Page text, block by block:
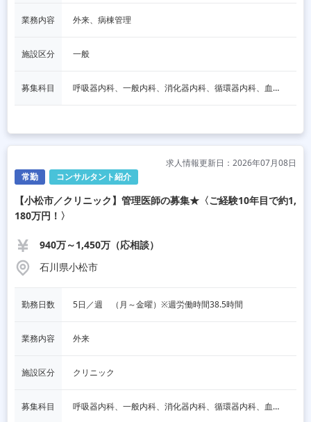
業務内容 外来、病棟管理
施設区分 一般
募集科目 呼吸器内科、一般内科、消化器内科、循環器内科、血液内科、脳神経内科、内分泌内科、老人内科、その他
常勤 コンサルタント紹介
求人情報更新日：2026年07月08日
【小松市／クリニック】管理医師の募集★〈ご経験10年目で約1,
180万円！〉
940万～1,450万（応相談）
石川県小松市
勤務日数 5日／週　（月～金曜）※週労働時間38.5時間
業務内容 外来
施設区分 クリニック
募集科目 呼吸器内科、一般内科、消化器内科、循環器内科、血液内科、脳神経内科、内分泌内科、老人内科、その他